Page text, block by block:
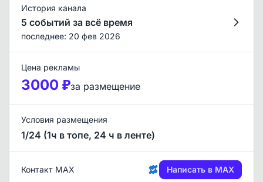
История канала
5 событий за всё время
последнее: 20 фев 2026
Цена рекламы
3000 ₽за размещение
Условия размещения
1/24 (1ч в топе, 24 ч в ленте)
Контакт MAX Написать в MAX